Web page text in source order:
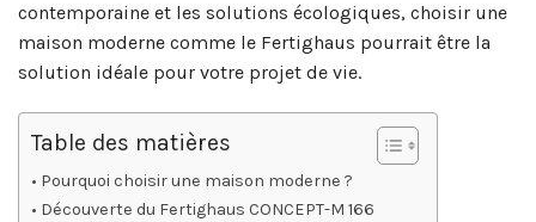
contemporaine et les solutions écologiques, choisir une
maison moderne comme le Fertighaus pourrait être la
solution idéale pour votre projet de vie.
Table des matières
Pourquoi choisir une maison moderne ?
Découverte du Fertighaus CONCEPT-M 166